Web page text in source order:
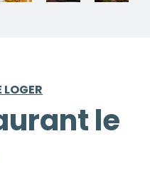
LOGER
le